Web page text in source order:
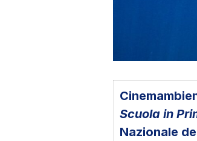
Scuola in
Nazionale